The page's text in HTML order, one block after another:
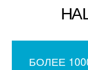
БОЛЕЕ